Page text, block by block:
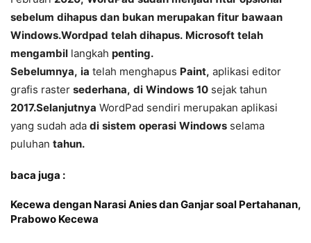
sebelum dihapus dan bukan merupakan fitur bawaan
Windows.Wordpad telah dihapus. Microsoft telah
mengambil langkah penting.
Sebelumnya, ia telah menghapus Paint, aplikasi editor
grafis raster sederhana, di Windows 10 sejak tahun
2017.Selanjutnya WordPad sendiri merupakan aplikasi
yang sudah ada di sistem operasi Windows selama
puluhan tahun.
baca juga :
Kecewa dengan Narasi Anies dan Ganjar soal Pertahanan,
Prabowo Kecewa